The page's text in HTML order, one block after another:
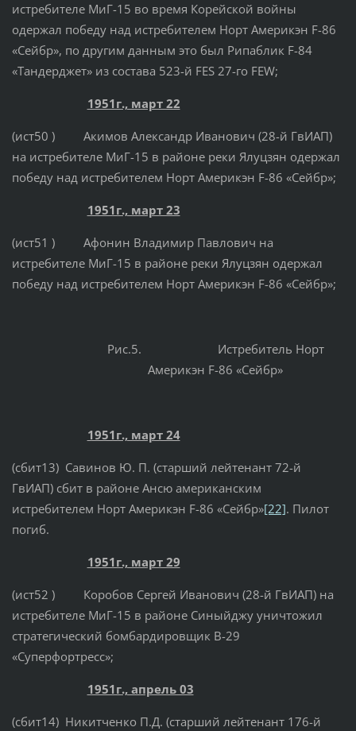
истребителе МиГ-15 во время Корейской войны
одержал победу над истребителем Норт Америкэн F-86
«Сейбр», по другим данным это был Рипаблик F-84
«Тандерджет» из состава 523-й FЕS 27-го FЕW;
1951г., март 22
(ист50 ) Акимов Александр Иванович (28-й ГвИАП)
на истребителе МиГ-15 в районе реки Ялуцзян одержал
победу над истребителем Норт Америкэн F-86 «Сейбр»;
1951г., март 23
(ист51 ) Афонин Владимир Павлович на
истребителе МиГ-15 в районе реки Ялуцзян одержал
победу над истребителем Норт Америкэн F-86 «Сейбр»;
Рис.5. Истребитель Норт
Америкэн F-86 «Сейбр»
1951г., март 24
(сбит13) Савинов Ю. П. (старший лейтенант 72-й
ГвИАП) сбит в районе Ансю американским
истребителем Норт Америкэн F-86 «Сейбр»[22]. Пилот
погиб.
1951г., март 29
(ист52 ) Коробов Сергей Иванович (28-й ГвИАП) на
истребителе МиГ-15 в районе Синыйджу уничтожил
стратегический бомбардировщик B-29
«Суперфортресс»;
1951г., апрель 03
(сбит14) Никитченко П.Д. (старший лейтенант 176-й